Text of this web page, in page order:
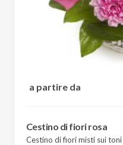
a partire da
Cestino di fiori rosa
Cestino di fiori misti sui